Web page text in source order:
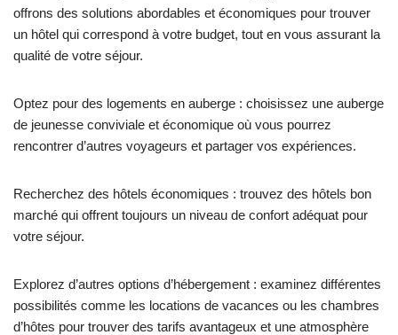
offrons des solutions abordables et économiques pour trouver
un hôtel qui correspond à votre budget, tout en vous assurant la
qualité de votre séjour.
Optez pour des logements en auberge : choisissez une auberge
de jeunesse conviviale et économique où vous pourrez
rencontrer d’autres voyageurs et partager vos expériences.
Recherchez des hôtels économiques : trouvez des hôtels bon
marché qui offrent toujours un niveau de confort adéquat pour
votre séjour.
Explorez d’autres options d’hébergement : examinez différentes
possibilités comme les locations de vacances ou les chambres
d’hôtes pour trouver des tarifs avantageux et une atmosphère